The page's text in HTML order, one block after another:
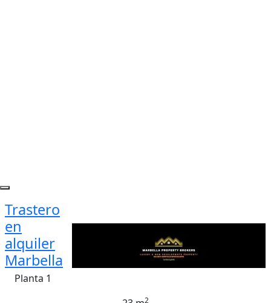
Trastero
en
alquiler
Marbella
Planta 1
2